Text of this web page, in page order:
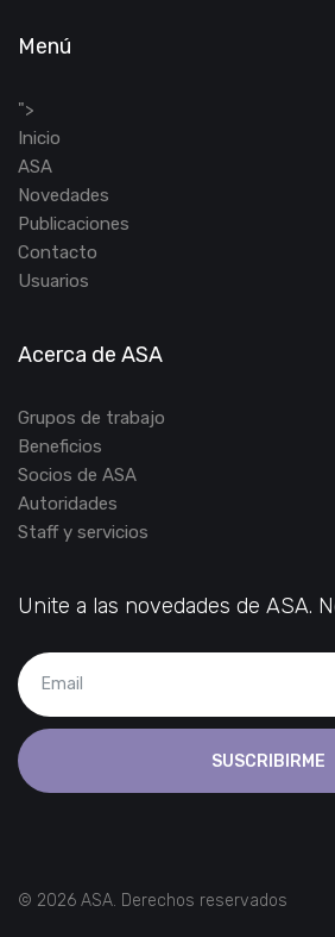
Menú
">
Inicio
ASA
Novedades
Publicaciones
Contacto
Usuarios
Acerca de ASA
Grupos de trabajo
Beneficios
Socios de ASA
Autoridades
Staff y servicios
Unite a las novedades de ASA.
SUSCRIBIRME
© 2026 ASA. Derechos reservados